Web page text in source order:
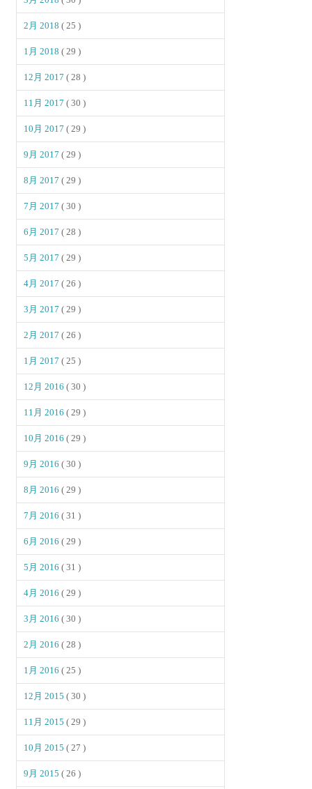
2月 2018( 25 )
1月 2018( 29 )
12月 2017( 28 )
11月 2017( 30 )
10月 2017( 29 )
9月 2017( 29 )
8月 2017( 29 )
7月 2017( 30 )
6月 2017( 28 )
5月 2017( 29 )
4月 2017( 26 )
3月 2017( 29 )
2月 2017( 26 )
1月 2017( 25 )
12月 2016( 30 )
11月 2016( 29 )
10月 2016( 29 )
9月 2016( 30 )
8月 2016( 29 )
7月 2016( 31 )
6月 2016( 29 )
5月 2016( 31 )
4月 2016( 29 )
3月 2016( 30 )
2月 2016( 28 )
1月 2016( 25 )
12月 2015( 30 )
11月 2015( 29 )
10月 2015( 27 )
9月 2015( 26 )